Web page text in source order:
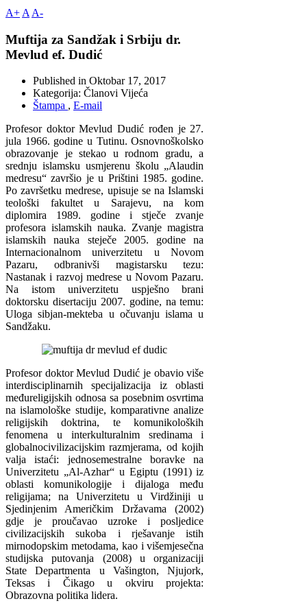
A+ A A-
Muftija za Sandžak i Srbiju dr.
Mevlud ef. Dudić
Published in Oktobar 17, 2017
Kategorija: Članovi Vijeća
Štampa , E-mail
Profesor doktor Mevlud Dudić rođen je 27.
jula 1966. godine u Tutinu. Osnovnoškolsko
obrazovanje je stekao u rodnom gradu, a
srednju islamsku usmjerenu školu „Alaudin
medresu“ završio je u Prištini 1985. godine.
Po završetku medrese, upisuje se na Islamski
teološki fakultet u Sarajevu, na kom
diplomira 1989. godine i stječe zvanje
profesora islamskih nauka. Zvanje magistra
islamskih nauka steječe 2005. godine na
Internacionalnom univerzitetu u Novom
Pazaru, odbranivši magistarsku tezu:
Nastanak i razvoj medrese u Novom Pazaru.
Na istom univerzitetu uspješno brani
doktorsku disertaciju 2007. godine, na temu:
Uloga sibjan-mekteba u očuvanju islama u
Sandžaku.
Profesor doktor Mevlud Dudić je obavio više
interdisciplinarnih specijalizacija iz oblasti
međureligijskih odnosa sa posebnim osvrtima
na islamološke studije, komparativne analize
religijskih doktrina, te komunikoloških
fenomena u interkulturalnim sredinama i
globalnocivilizacijskim razmjerama, od kojih
valja istaći: jednosemestralne boravke na
Univerzitetu „Al-Azhar“ u Egiptu (1991) iz
oblasti komunikologije i dijaloga među
religijama; na Univerzitetu u Virdžiniji u
Sjedinjenim Američkim Državama (2002)
gdje je proučavao uzroke i posljedice
civilizacijskih sukoba i rješavanje istih
mirnodopskim metodama, kao i višemjesečna
studijska putovanja (2008) u organizaciji
State Departmenta u Vašington, Njujork,
Teksas i Čikago u okviru projekta:
Obrazovna politika lidera.